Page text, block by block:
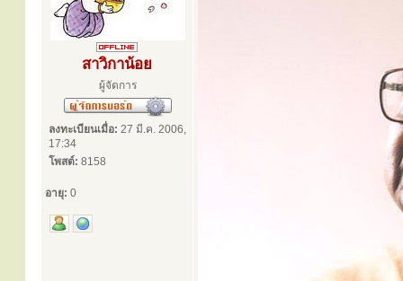
สาวิกาน้อย
ผู้จัดการ
ลงทะเบียนเมื่อ: 27 มี.ค. 2006,
17:34
โพสต์: 8158
อายุ: 0